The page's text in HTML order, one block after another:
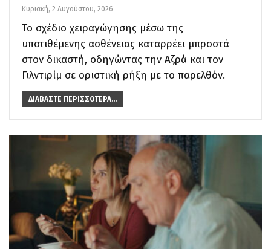
Κυριακή, 2 Αυγούστου, 2026
Το σχέδιο χειραγώγησης μέσω της
υποτιθέμενης ασθένειας καταρρέει μπροστά
στον δικαστή, οδηγώντας την Αζρά και τον
Γιλντιρίμ σε οριστική ρήξη με το παρελθόν.
ΔΙΑΒΆΣΤΕ ΠΕΡΙΣΣΌΤΕΡΑ...